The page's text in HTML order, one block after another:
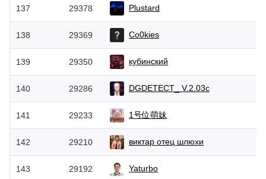
137 29378 Plustard
138 29369 Co0kies
139 29350 кубинский
140 29286 DGDETECT_ V.2.03c
141 29233 1号位萌妹
142 29210 виктар отец шлюхи
143 29192 Yaturbo